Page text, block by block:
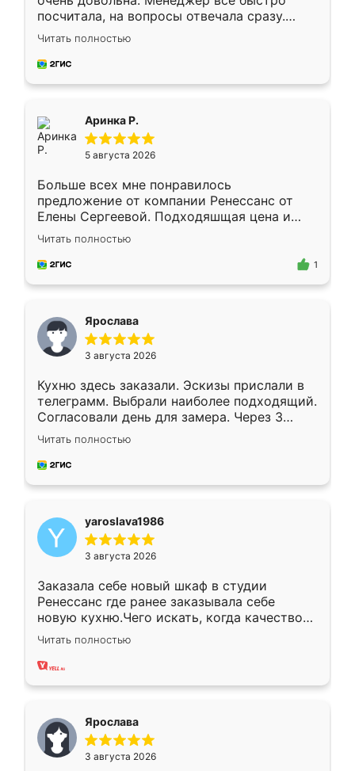
посчитала, на вопросы отвечала сразу.
Замерщик приехал в субботу, подошёл к
делу со всей ответственностью. Собрали
за день, ребята работали аккуратно, даже
Читать полностью
Аринка Р.
5 августа 2026
Больше всех мне понравилось
предложение от компании Ренессанс от
Елены Сергеевой. Подходяшщая цена и
короткие сроки изготовления. Приехавший
для замера сотрудник Владислав
предложил по моему эскизу самый
Читать полностью
1
Ярослава
3 августа 2026
Кухню здесь заказали. Эскизы прислали в
телеграмм. Выбрали наиболее подходящий.
Согласовали день для замера. Через 3
недели кухня была уже готова. Остались
довольны работой. Спасибо Ренессанс
мебель за качественную работу!
Читать полностью
yaroslava1986
3 августа 2026
Заказала себе новый шкаф в студии
Ренессанс где ранее заказывала себе
новую кухню.Чего искать, когда качеством
вполне довольна. Служит кухня уже почти
два года, нареканий нет.
Читать полностью
Ярослава
3 августа 2026